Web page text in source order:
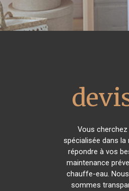
Vous
spécialisée dans
répondre à vos
maintenance
chauffe-eau.
sommes